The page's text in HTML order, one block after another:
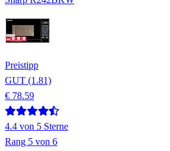
Preistipp
GUT (1.81)
€ 78.59
4.4 von 5 Sterne
Rang 5 von 6